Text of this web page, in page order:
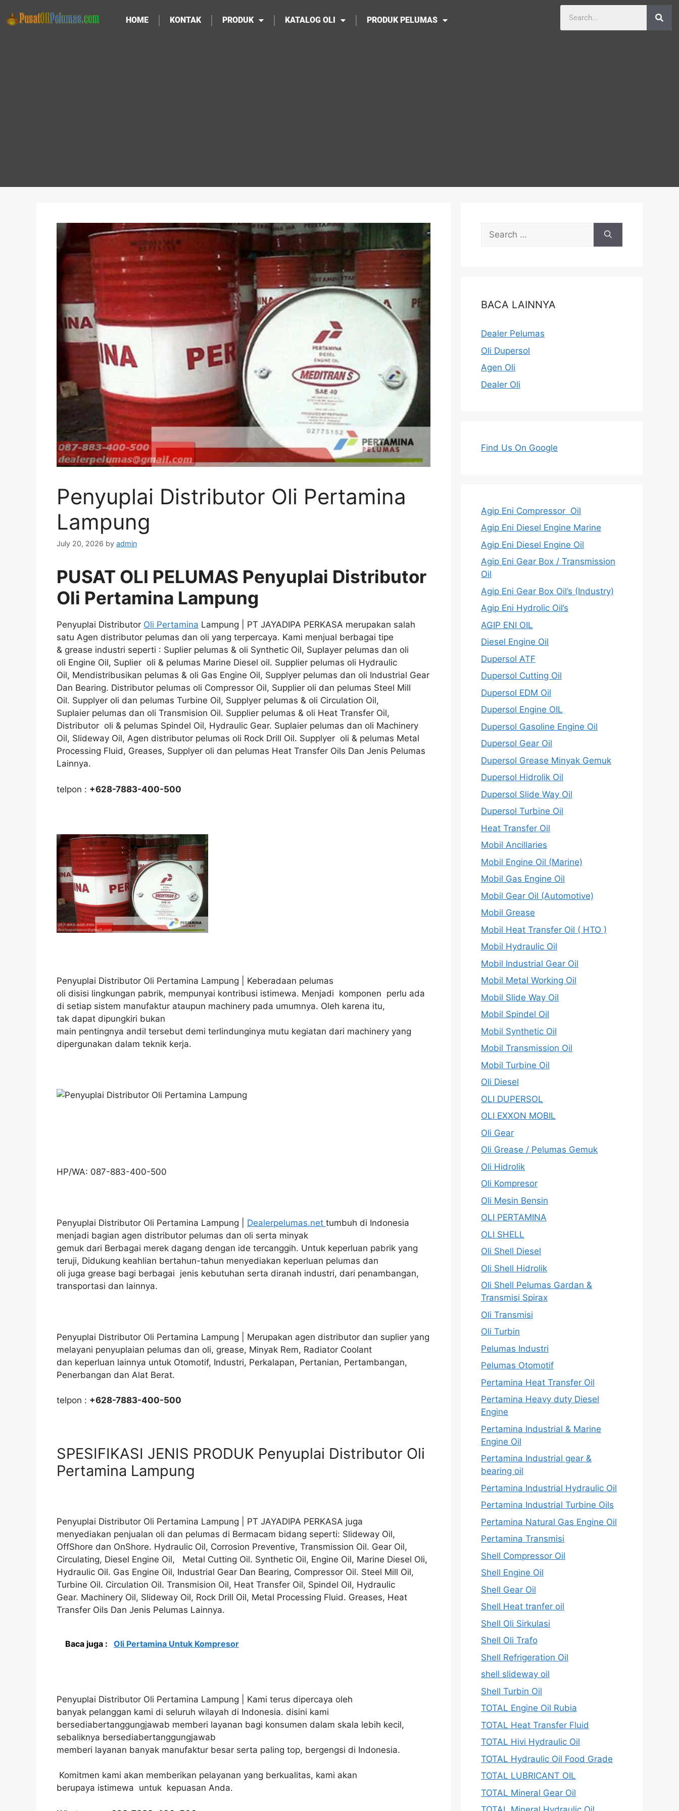
HOME KONTAK PRODUK KATALOG OLI PRODUK PELUMAS
Penyuplai Distributor Oli Pertamina
Lampung
July 20, 2026 by admin
PUSAT OLI PELUMAS Penyuplai Distributor
Oli Pertamina Lampung
Penyuplai Distributor Oli Pertamina Lampung | PT JAYADIPA PERKASA merupakan salah
satu Agen distributor pelumas dan oli yang terpercaya. Kami menjual berbagai tipe
& grease industri seperti : Suplier pelumas & oli Synthetic Oil, Suplayer pelumas dan oli
oli Engine Oil, Suplier oli & pelumas Marine Diesel oil. Supplier pelumas oli Hydraulic
Oil, Mendistribusikan pelumas & oli Gas Engine Oil, Supplyer pelumas dan oli Industrial Gear
Dan Bearing. Distributor pelumas oli Compressor Oil, Supplier oli dan pelumas Steel Mill
Oil. Supplyer oli dan pelumas Turbine Oil, Supplyer pelumas & oli Circulation Oil,
Suplaier pelumas dan oli Transmision Oil. Supplier pelumas & oli Heat Transfer Oil,
Distributor oli & pelumas Spindel Oil, Hydraulic Gear. Suplaier pelumas dan oli Machinery
Oil, Slideway Oil, Agen distributor pelumas oli Rock Drill Oil. Supplyer oli & pelumas Metal
Processing Fluid, Greases, Supplyer oli dan pelumas Heat Transfer Oils Dan Jenis Pelumas
Lainnya.
telpon : +628-7883-400-500
Penyuplai Distributor Oli Pertamina Lampung | Keberadaan pelumas
oli disisi lingkungan pabrik, mempunyai kontribusi istimewa. Menjadi komponen perlu ada
di setiap sistem manufaktur ataupun machinery pada umumnya. Oleh karena itu,
tak dapat dipungkiri bukan
main pentingnya andil tersebut demi terlindunginya mutu kegiatan dari machinery yang
dipergunakan dalam teknik kerja.
HP/WA: 087-883-400-500
Penyuplai Distributor Oli Pertamina Lampung | Dealerpelumas.net tumbuh di Indonesia
menjadi bagian agen distributor pelumas dan oli serta minyak
gemuk dari Berbagai merek dagang dengan ide tercanggih. Untuk keperluan pabrik yang
teruji, Didukung keahlian bertahun-tahun menyediakan keperluan pelumas dan
oli juga grease bagi berbagai jenis kebutuhan serta diranah industri, dari penambangan,
transportasi dan lainnya.
Penyuplai Distributor Oli Pertamina Lampung | Merupakan agen distributor dan suplier yang
melayani penyuplaian pelumas dan oli, grease, Minyak Rem, Radiator Coolant
dan keperluan lainnya untuk Otomotif, Industri, Perkalapan, Pertanian, Pertambangan,
Penerbangan dan Alat Berat.
telpon : +628-7883-400-500
SPESIFIKASI JENIS PRODUK Penyuplai Distributor Oli
Pertamina Lampung
Penyuplai Distributor Oli Pertamina Lampung | PT JAYADIPA PERKASA juga
menyediakan penjualan oli dan pelumas di Bermacam bidang seperti: Slideway Oil,
OffShore dan OnShore. Hydraulic Oil, Corrosion Preventive, Transmission Oil. Gear Oil,
Circulating, Diesel Engine Oil, Metal Cutting Oil. Synthetic Oil, Engine Oil, Marine Diesel Oli,
Hydraulic Oil. Gas Engine Oil, Industrial Gear Dan Bearing, Compressor Oil. Steel Mill Oil,
Turbine Oil. Circulation Oil. Transmision Oil, Heat Transfer Oil, Spindel Oil, Hydraulic
Gear. Machinery Oil, Slideway Oil, Rock Drill Oil, Metal Processing Fluid. Greases, Heat
Transfer Oils Dan Jenis Pelumas Lainnya.
Baca juga : Oli Pertamina Untuk Kompresor
Penyuplai Distributor Oli Pertamina Lampung | Kami terus dipercaya oleh
banyak pelanggan kami di seluruh wilayah di Indonesia. disini kami
bersediabertanggungjawab memberi layanan bagi konsumen dalam skala lebih kecil,
sebaliknya bersediabertanggungjawab
memberi layanan banyak manufaktur besar serta paling top, bergengsi di Indonesia.
Komitmen kami akan memberikan pelayanan yang berkualitas, kami akan
berupaya istimewa untuk kepuasan Anda.
BACA LAINNYA
Dealer Pelumas
Oli Dupersol
Agen Oli
Dealer Oli
Find Us On Google
Agip Eni Compressor Oil
Agip Eni Diesel Engine Marine
Agip Eni Diesel Engine Oil
Agip Eni Gear Box / Transmission
Oil
Agip Eni Gear Box Oil’s (Industry)
Agip Eni Hydrolic Oil’s
AGIP ENI OIL
Diesel Engine Oil
Dupersol ATF
Dupersol Cutting Oil
Dupersol EDM Oil
Dupersol Engine OIL
Dupersol Gasoline Engine Oil
Dupersol Gear Oil
Dupersol Grease Minyak Gemuk
Dupersol Hidrolik Oil
Dupersol Slide Way Oil
Dupersol Turbine Oil
Heat Transfer Oil
Mobil Ancillaries
Mobil Engine Oil (Marine)
Mobil Gas Engine Oil
Mobil Gear Oil (Automotive)
Mobil Grease
Mobil Heat Transfer Oil ( HTO )
Mobil Hydraulic Oil
Mobil Industrial Gear Oil
Mobil Metal Working Oil
Mobil Slide Way Oil
Mobil Spindel Oil
Mobil Synthetic Oil
Mobil Transmission Oil
Mobil Turbine Oil
Oli Diesel
OLI DUPERSOL
OLI EXXON MOBIL
Oli Gear
Oli Grease / Pelumas Gemuk
Oli Hidrolik
Oli Kompresor
Oli Mesin Bensin
OLI PERTAMINA
OLI SHELL
Oli Shell Diesel
Oli Shell Hidrolik
Oli Shell Pelumas Gardan &
Transmisi Spirax
Oli Transmisi
Oli Turbin
Pelumas Industri
Pelumas Otomotif
Pertamina Heat Transfer Oil
Pertamina Heavy duty Diesel
Engine
Pertamina Industrial & Marine
Engine Oil
Pertamina Industrial gear &
bearing oil
Pertamina Industrial Hydraulic Oil
Pertamina Industrial Turbine Oils
Pertamina Natural Gas Engine Oil
Pertamina Transmisi
Shell Compressor Oil
Shell Engine Oil
Shell Gear Oil
Shell Heat tranfer oil
Shell Oli Sirkulasi
Shell Oli Trafo
Shell Refrigeration Oil
shell slideway oil
Shell Turbin Oil
TOTAL Engine Oil Rubia
TOTAL Heat Transfer Fluid
TOTAL Hivi Hydraulic Oil
TOTAL Hydraulic Oil Food Grade
TOTAL LUBRICANT OIL
TOTAL Mineral Gear Oil